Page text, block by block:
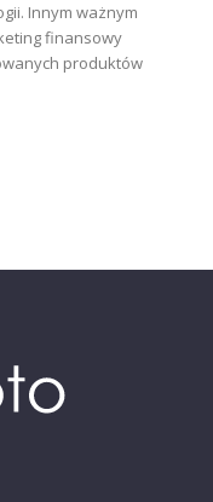
Innym ważnym
finansowy
produktów